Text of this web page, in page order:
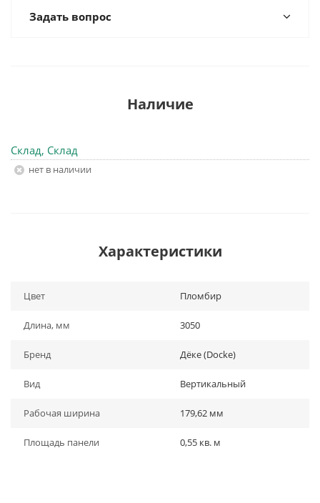
Задать вопрос
Наличие
Склад, Склад
Нет в наличии
Характеристики
Цвет Пломбир
Длина, мм 3050
Бренд Дёке (Docke)
Вид Вертикальный
Рабочая ширина 179,62 мм
Площадь панели 0,55 кв. м